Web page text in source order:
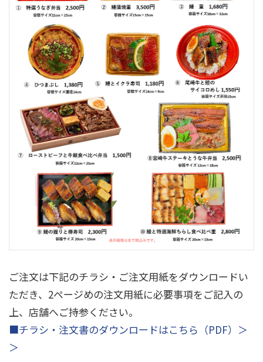
ご注文は下記のチラシ・ご注文用紙をダウンロードい
ただき、2ページめの注文用紙に必要事項をご記入の
上、店舗へご持参ください。
■チラシ・注文書のダウンロードはこちら（PDF）＞
＞